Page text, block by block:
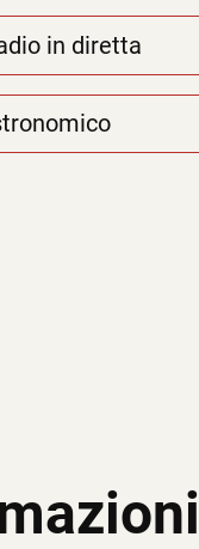
in diretta